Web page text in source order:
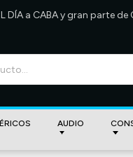
DÍA a CABA y gran parte
AUDIO